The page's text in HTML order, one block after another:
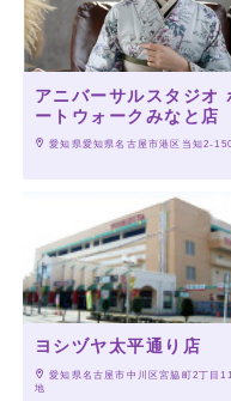
アニバーサルスタジオ
ートウォークみなと店
愛知県愛知県名古屋市港区当知2-
ヨシヅヤ太平通り店
愛知県名古屋市中川区宮脇町2丁目
地